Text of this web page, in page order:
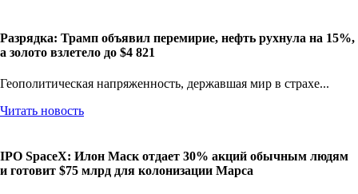
Разрядка: Трамп объявил перемирие, нефть рухнула на 15%,
а золото взлетело до $4 821
Геополитическая напряженность, державшая мир в страхе...
Читать новость
IPO SpaceX: Илон Маск отдает 30% акций обычным людям
и готовит $75 млрд для колонизации Марса